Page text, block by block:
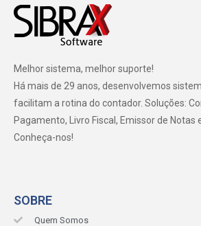
Melhor sistema, melhor suporte!
Há mais de 29 anos, desenvolvemos
facilitam a rotina do contador. Soluções:
Pagamento, Livro Fiscal, Emissor de Notas
Conheça-nos!
SOBRE
Quem Somos